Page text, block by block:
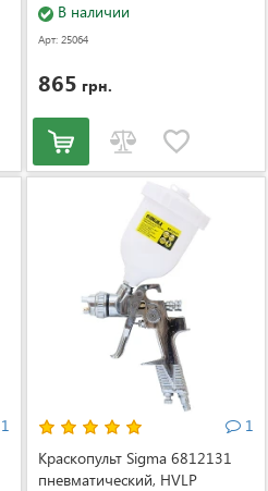
В наличии
Арт: 25064
865 грн.
1
1
Краскопульт Sigma 6812131
пневматический, HVLP